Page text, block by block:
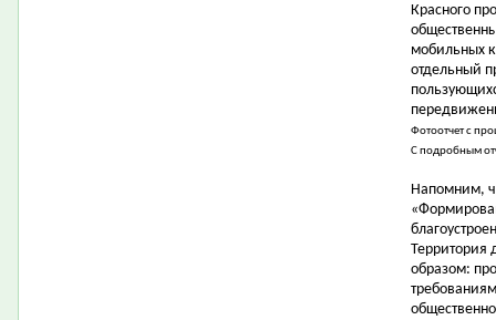
Красного
мобильных
отдельный
Фотоотчет с
С подробным
Напомним,
Территория
образом: